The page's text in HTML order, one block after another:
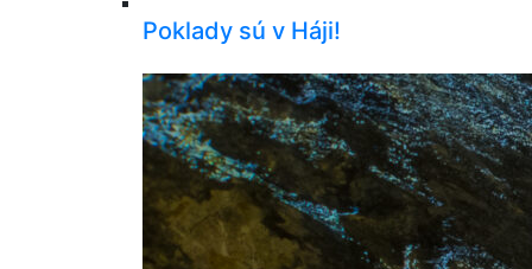
Poklady sú v Háji!